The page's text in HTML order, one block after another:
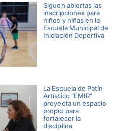
Siguen abiertas las
inscripciones para
niños y niñas en la
Escuela Municipal de
Iniciación Deportiva
La Escuela de Patín
Artístico “EMIR”
proyecta un espacio
propio para
fortalecer la
disciplina